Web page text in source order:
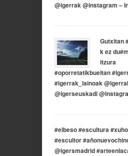
@igerrak @instagram –
Gutxitan
k ez
itzura
#oporretatikbueltan
#igerrak_lainoak
@igerseuskadi
#elbeso #escultura
#escultor
@igersmadrid